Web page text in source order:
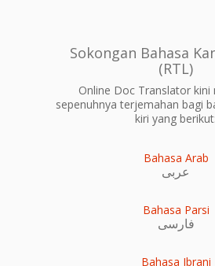
Sokongan Bahasa
(RTL)
Online Doc Translator kini
sepenuhnya terjemahan bagi
kiri yang berikut:
Bahasa Arab
عربى
Bahasa Parsi
فارسی
Bahasa Ibrani